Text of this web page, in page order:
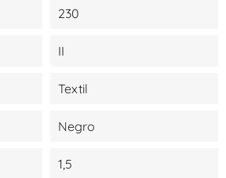
230
II
Textil
Negro
1,5